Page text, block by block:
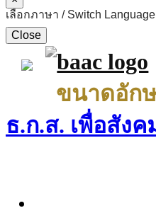
เลือกภาษา / Switch Language
Close
ขนาดอัก
ธ.ก.ส. เพื่อสังค